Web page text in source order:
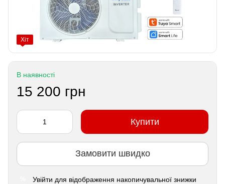
Хіт
В наявності
15 200 грн
Купити
Замовити швидко
Увійти для відображення накопичувальної знижки